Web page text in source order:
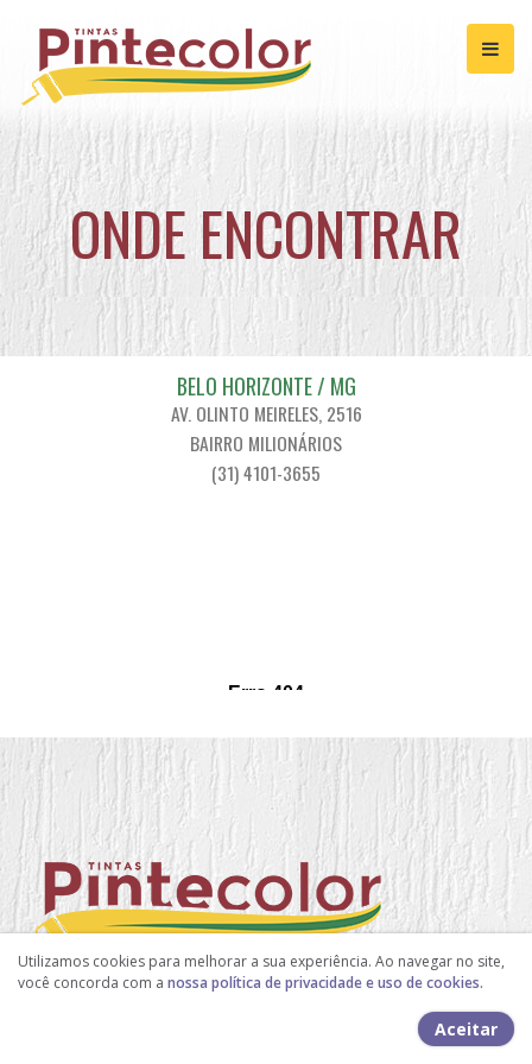
ONDE ENCONTRAR
BELO HORIZONTE / MG
AV. OLINTO MEIRELES, 2516
BAIRRO MILIONÁRIOS
(31) 4101-3655
Utilizamos cookies para melhorar a sua experiência. Ao navegar no site,
você concorda com a nossa política de privacidade e uso de cookies.
Aceitar